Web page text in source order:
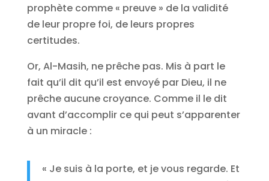
prophète comme « preuve » de la validité
de leur propre foi, de leurs propres
certitudes.
Or, Al-Masih, ne prêche pas. Mis à part le
fait qu’il dit qu’il est envoyé par Dieu, il ne
prêche aucune croyance. Comme il le dit
avant d’accomplir ce qui peut s’apparenter
à un miracle :
« Je suis à la porte, et je vous regarde. Et